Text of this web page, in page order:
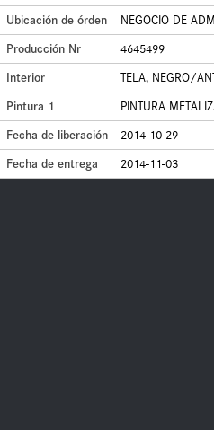
Ubicación de órden
NEGOCIO DE
Producción Nr
4645499
Interior
TELA, NEGRO/
Pintura 1
PINTURA
Fecha de liberación
2014-10-29
Fecha de entrega
2014-11-03